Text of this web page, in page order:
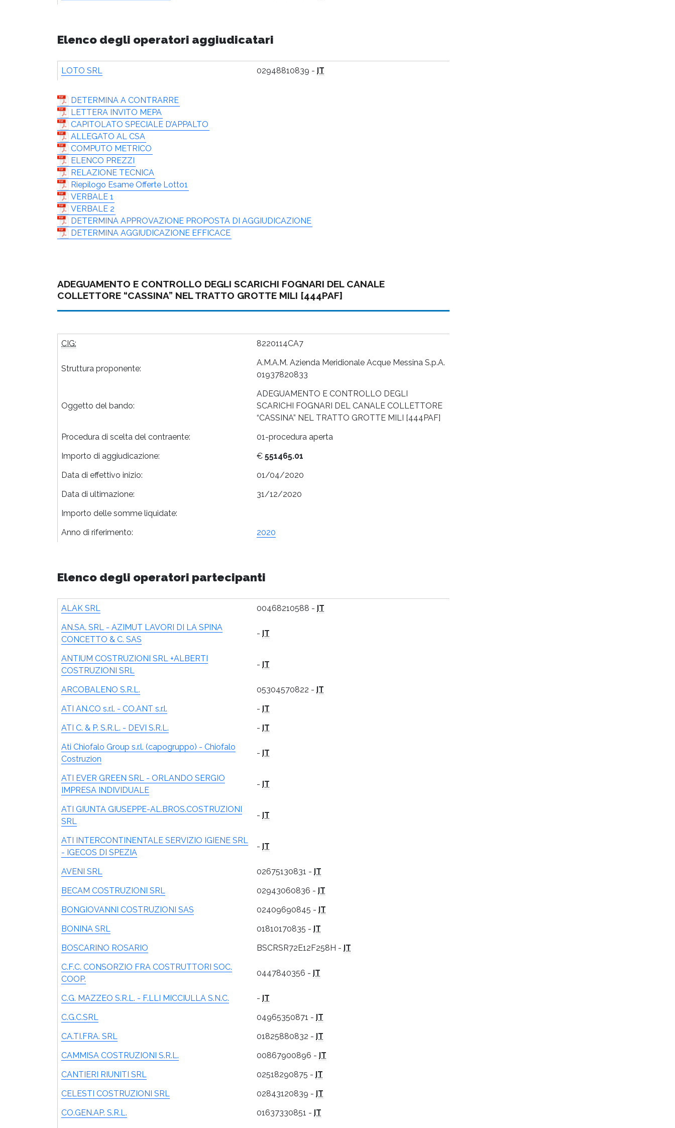
Elenco degli operatori aggiudicatari
LOTO SRL 02948810839 - IT
DETERMINA A CONTRARRE
LETTERA INVITO MEPA
CAPITOLATO SPECIALE D’APPALTO
ALLEGATO AL CSA
COMPUTO METRICO
ELENCO PREZZI
RELAZIONE TECNICA
Riepilogo Esame Offerte Lotto1
VERBALE 1
VERBALE 2
DETERMINA APPROVAZIONE PROPOSTA DI AGGIUDICAZIONE
DETERMINA AGGIUDICAZIONE EFFICACE
ADEGUAMENTO E CONTROLLO DEGLI SCARICHI FOGNARI DEL CANALE
COLLETTORE “CASSINA” NEL TRATTO GROTTE MILI [444PAF]
CIG: 8220114CA7
Struttura proponente:
A.M.A.M. Azienda Meridionale Acque Messina S.p.A.
01937820833
Oggetto del bando:
ADEGUAMENTO E CONTROLLO DEGLI
SCARICHI FOGNARI DEL CANALE COLLETTORE
“CASSINA” NEL TRATTO GROTTE MILI [444PAF]
Procedura di scelta del contraente:
01-procedura aperta
Importo di aggiudicazione:
€ 551465.01
Data di effettivo inizio:
01/04/2020
Data di ultimazione:
31/12/2020
Importo delle somme liquidate:
Anno di riferimento:
2020
Elenco degli operatori partecipanti
ALAK SRL 00468210588 - IT
AN.SA. SRL - AZIMUT LAVORI DI LA SPINA
CONCETTO & C. SAS
- IT
ANTIUM COSTRUZIONI SRL +ALBERTI
COSTRUZIONI SRL
- IT
ARCOBALENO S.R.L. 05304570822 - IT
ATI AN.CO s.r.l. - CO.ANT s.r.l.
- IT
ATI C. & P. S.R.L. - DEVI S.R.L.
- IT
Ati Chiofalo Group s.r.l. (capogruppo) - Chiofalo
Costruzion
- IT
ATI EVER GREEN SRL - ORLANDO SERGIO
IMPRESA INDIVIDUALE
- IT
ATI GIUNTA GIUSEPPE-AL.BROS.COSTRUZIONI
SRL
- IT
ATI INTERCONTINENTALE SERVIZIO IGIENE SRL
- IGECOS DI SPEZIA
- IT
AVENI SRL 02675130831 - IT
BECAM COSTRUZIONI SRL
02943060836 - IT
BONGIOVANNI COSTRUZIONI SAS
02409690845 - IT
BONINA SRL
01810170835 - IT
BOSCARINO ROSARIO
BSCRSR72E12F258H - IT
C.F.C. CONSORZIO FRA COSTRUTTORI SOC.
COOP.
0447840356 - IT
C.G. MAZZEO S.R.L. - F.LLI MICCIULLA S.N.C. - IT
C.G.C.SRL
04965350871 - IT
CA.TI.FRA. SRL
01825880832 - IT
CAMMISA COSTRUZIONI S.R.L.
00867900896 - IT
CANTIERI RIUNITI SRL
02518290875 - IT
CELESTI COSTRUZIONI SRL
02843120839 - IT
CO.GEN.AP. S.R.L.
01637330851 - IT